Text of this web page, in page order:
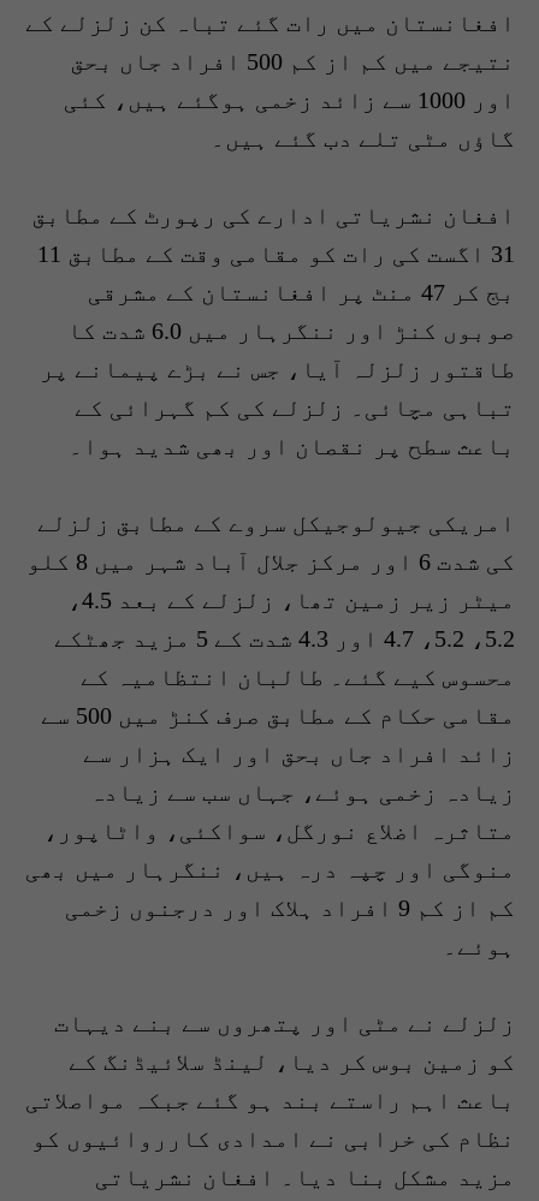
افغانستان میں رات گئے تباہ کن زلزلے کے
نتیجے میں کم از کم 500 افراد جاں بحق
اور 1000 سے زائد زخمی ہوگئے ہیں، کئی
گاؤں مٹی تلے دب گئے ہیں۔
افغان نشریاتی ادارے کی رپورٹ کے مطابق
31 اگست کی رات کو مقامی وقت کے مطابق 11
بج کر 47 منٹ پر افغانستان کے مشرقی
صوبوں کنڑ اور ننگرہار میں 6.0 شدت کا
طاقتور زلزلہ آیا، جس نے بڑے پیمانے پر
تباہی مچائی۔ زلزلے کی کم گہرائی کے
باعث سطح پر نقصان اور بھی شدید ہوا۔
امریکی جیولوجیکل سروے کے مطابق زلزلے
کی شدت 6 اور مرکز جلال آباد شہر میں 8 کلو
میٹر زیر زمین تھا، زلزلے کے بعد 4.5،
5.2، 5.2، 4.7 اور 4.3 شدت کے 5 مزید جھٹکے
محسوس کیے گئے۔ طالبان انتظامیہ کے
مقامی حکام کے مطابق صرف کنڑ میں 500 سے
زائد افراد جاں بحق اور ایک ہزار سے
زیادہ زخمی ہوئے، جہاں سب سے زیادہ
متاثرہ اضلاع نورگل، سواکئی، واٹاپور،
منوگی اور چپہ درہ ہیں، ننگرہار میں بھی
کم از کم 9 افراد ہلاک اور درجنوں زخمی
ہوئے۔
زلزلے نے مٹی اور پتھروں سے بنے دیہات
کو زمین بوس کر دیا، لینڈ سلائیڈنگ کے
باعث اہم راستے بند ہو گئے جبکہ مواصلاتی
نظام کی خرابی نے امدادی کارروائیوں کو
مزید مشکل بنا دیا۔ افغان نشریاتی